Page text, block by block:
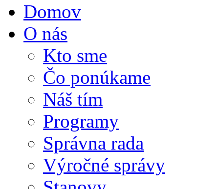
Domov
O nás
Kto sme
Čo ponúkame
Náš tím
Programy
Správna rada
Výročné správy